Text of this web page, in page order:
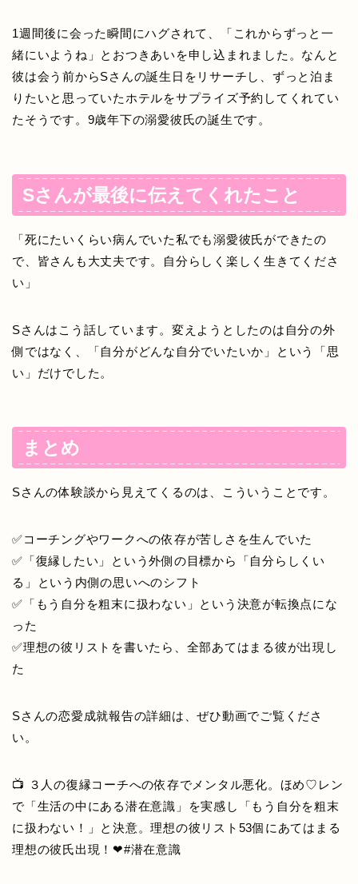
1週間後に会った瞬間にハグされて、「これからずっと一
緒にいようね」とおつきあいを申し込まれました。なんと
彼は会う前からSさんの誕生日をリサーチし、ずっと泊ま
りたいと思っていたホテルをサプライズ予約してくれてい
たそうです。9歳年下の溺愛彼氏の誕生です。
Sさんが最後に伝えてくれたこと
「死にたいくらい病んでいた私でも溺愛彼氏ができたの
で、皆さんも大丈夫です。自分らしく楽しく生きてくださ
い」
Sさんはこう話しています。変えようとしたのは自分の外
側ではなく、「自分がどんな自分でいたいか」という「思
い」だけでした。
まとめ
Sさんの体験談から見えてくるのは、こういうことです。
✅コーチングやワークへの依存が苦しさを生んでいた
✅「復縁したい」という外側の目標から「自分らしくい
る」という内側の思いへのシフト
✅「もう自分を粗末に扱わない」という決意が転換点にな
った
✅理想の彼リストを書いたら、全部あてはまる彼が出現し
た
Sさんの恋愛成就報告の詳細は、ぜひ動画でご覧くださ
い。
📺 ３人の復縁コーチへの依存でメンタル悪化。ほめ♡レン
で「生活の中にある潜在意識」を実感し「もう自分を粗末
に扱わない！」と決意。理想の彼リスト53個にあてはまる
理想の彼氏出現！❤#潜在意識